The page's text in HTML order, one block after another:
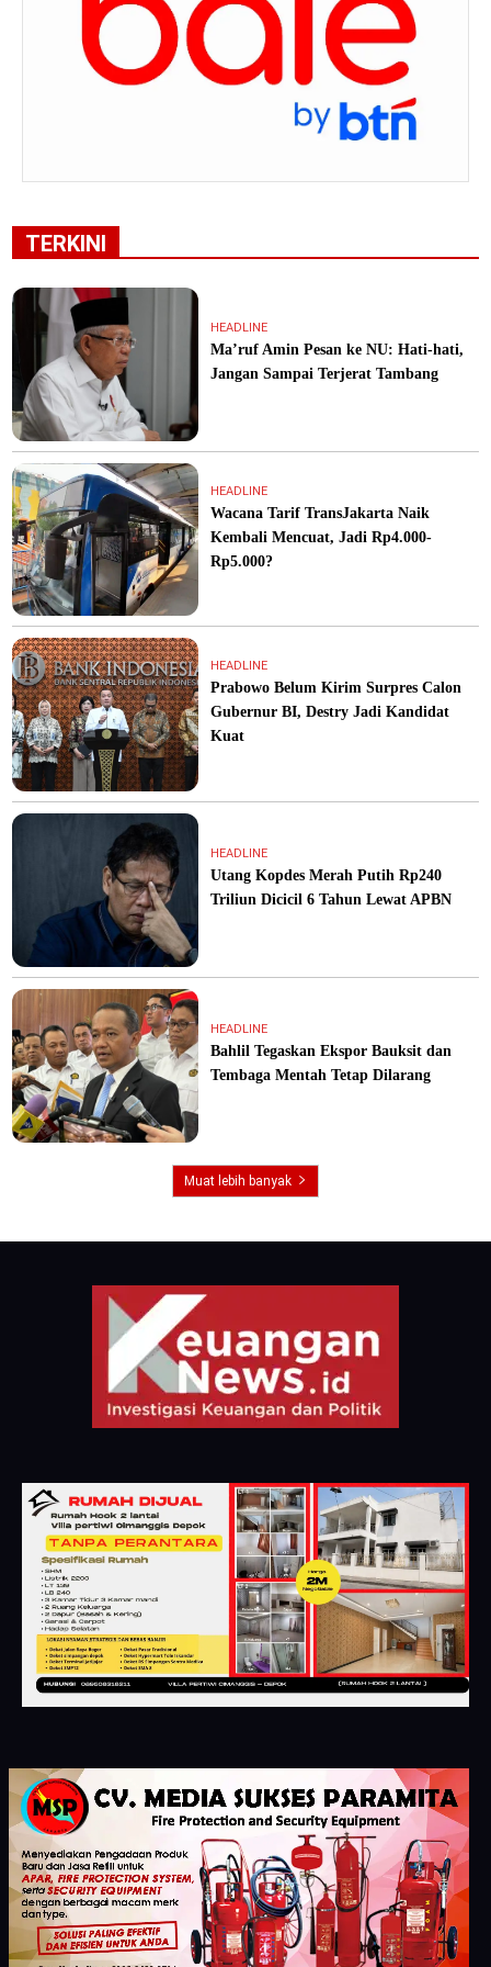
TERKINI
HEADLINE
Ma’ruf Amin Pesan ke NU: Hati-hati,
Jangan Sampai Terjerat Tambang
HEADLINE
Wacana Tarif TransJakarta Naik
Kembali Mencuat, Jadi Rp4.000-
Rp5.000?
HEADLINE
Prabowo Belum Kirim Surpres Calon
Gubernur BI, Destry Jadi Kandidat
Kuat
HEADLINE
Utang Kopdes Merah Putih Rp240
Triliun Dicicil 6 Tahun Lewat APBN
HEADLINE
Bahlil Tegaskan Ekspor Bauksit dan
Tembaga Mentah Tetap Dilarang
Muat lebih banyak